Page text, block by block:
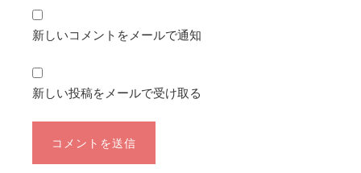
新しいコメントをメールで通知
新しい投稿をメールで受け取る